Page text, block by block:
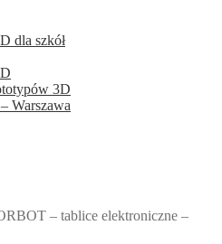
dla szkół
3D
Warszawa
– tablice elektroniczne –